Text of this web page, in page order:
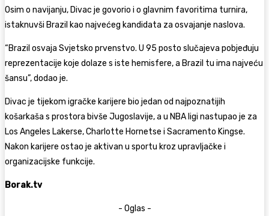
Osim o navijanju, Divac je govorio i o glavnim favoritima turnira,
istaknuvši Brazil kao najvećeg kandidata za osvajanje naslova.
“Brazil osvaja Svjetsko prvenstvo. U 95 posto slučajeva pobjeđuju
reprezentacije koje dolaze s iste hemisfere, a Brazil tu ima najveću
šansu”, dodao je.
Divac je tijekom igračke karijere bio jedan od najpoznatijih
košarkaša s prostora bivše Jugoslavije, a u NBA ligi nastupao je za
Los Angeles Lakerse, Charlotte Hornetse i Sacramento Kingse.
Nakon karijere ostao je aktivan u sportu kroz upravljačke i
organizacijske funkcije.
Borak.tv
- Oglas -